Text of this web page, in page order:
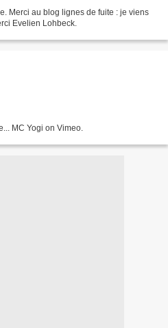
Merci au blog lignes de fuite : je viens
Evelien Lohbeck.
MC Yogi on Vimeo.